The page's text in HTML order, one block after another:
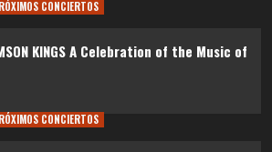
CONCIERTOS
KINGS A Celebration of the Music of
CONCIERTOS